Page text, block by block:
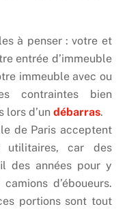
à penser : votre et
entrée d’immeuble
immeuble avec ou
contraintes bien
lors d’undébarras.
de Paris acceptent
utilitaires, car des
des années pour y
d’éboueurs.
portions sont tout